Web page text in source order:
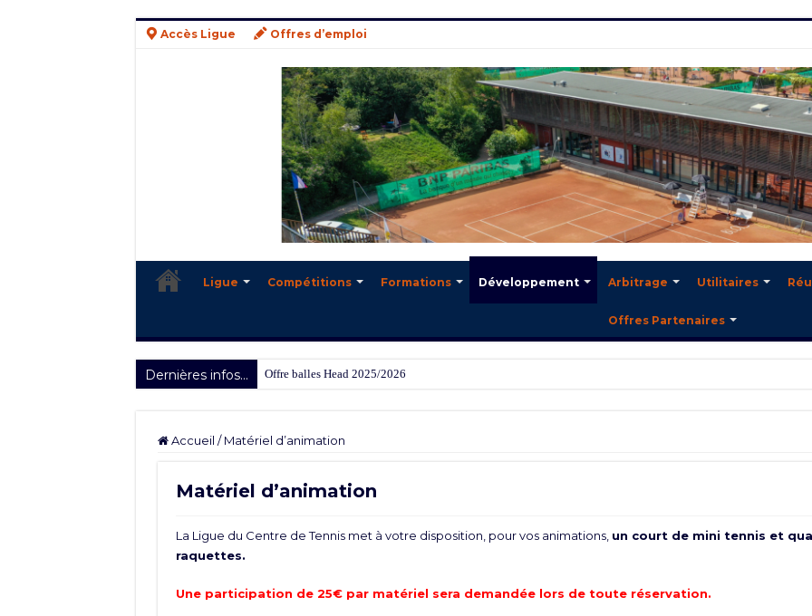
Accès Ligue Offres d’emploi
Ligue Compétitions Formations Développement Arbitrage Utilitaires
Offres Partenaires
Dernières infos... Offre balles Head 2025/2026
Accueil / Matériel d’animation
Matériel d’animation
La Ligue du Centre de Tennis met à votre disposition, pour vos animations, un court de mini tennis et
raquettes.
Une participation de 25€ par matériel sera demandée lors de toute réservation.